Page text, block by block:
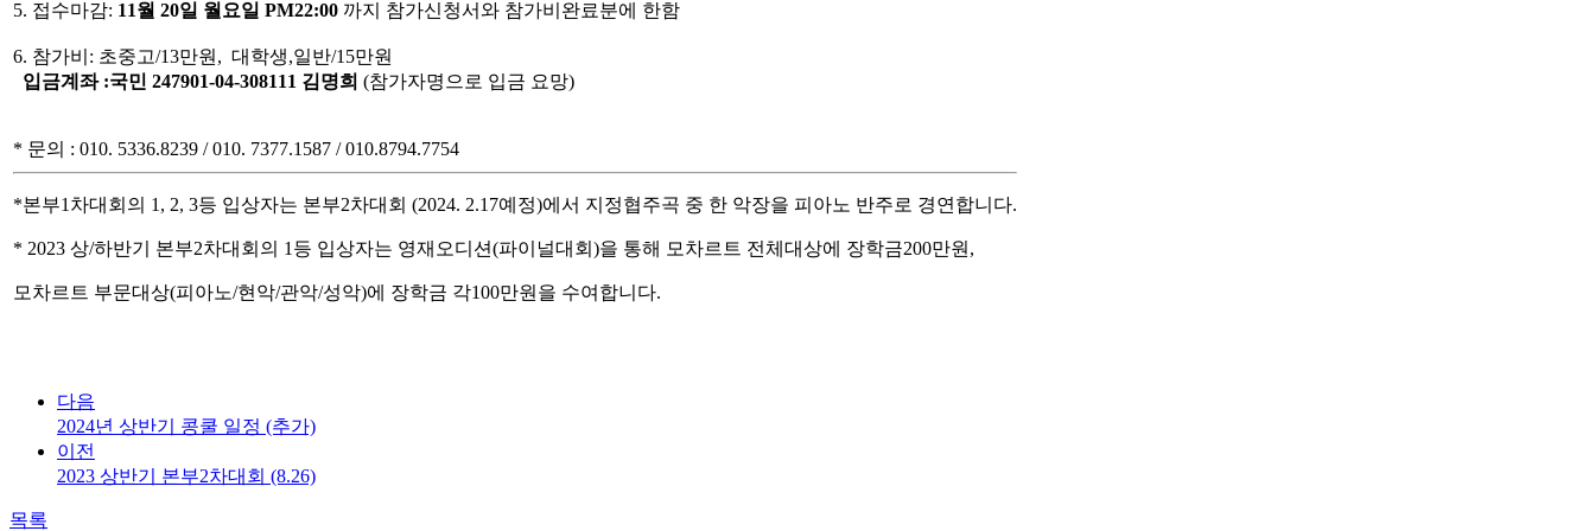
5. 접수마감: 11월 20일 월요일 PM22:00 까지 참가신청서와 참가비완료분에 한함
6. 참가비: 초중고/13만원, 대학생,일반/15만원
입금계좌 :국민 247901-04-308111 김명희 (참가자명으로 입금 요망)
* 문의 : 010. 5336.8239 / 010. 7377.1587 / 010.8794.7754
*본부1차대회의 1, 2, 3등 입상자는 본부2차대회 (2024. 2.17예정)에서 지정협주곡 중 한 악장을 피아노 반주로 경연합니다.
* 2023 상/하반기 본부2차대회의 1등 입상자는 영재오디션(파이널대회)을 통해 모차르트 전체대상에 장학금200만원,
모차르트 부문대상(피아노/현악/관악/성악)에 장학금 각100만원을 수여합니다.
다음
2024년 상반기 콩쿨 일정 (추가)
이전
2023 상반기 본부2차대회 (8.26)
목록